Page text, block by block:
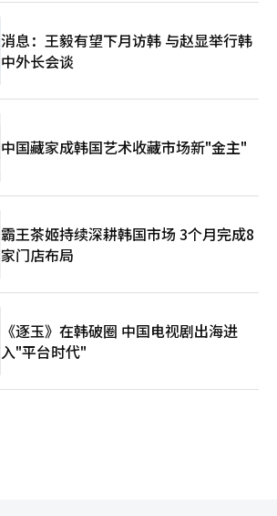
消息：王毅有望下月访韩 与赵显举行韩
中外长会谈
中国藏家成韩国艺术收藏市场新"金主"
霸王茶姬持续深耕韩国市场 3个月完成8
家门店布局
《逐玉》在韩破圈 中国电视剧出海进
入"平台时代"